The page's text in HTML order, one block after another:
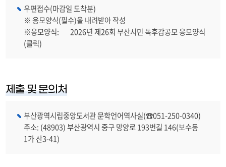
우편접수(마감일 도착분)
※ 응모양식(필수)을 내려받아 작성
※응모양식:
2026년 제26회 부산시민 독후감공모 응모양식
(클릭)
제출 및 문의처
부산광역시립중앙도서관 문학언어역사실(☎051-250-0340)
주소: (48903) 부산광역시 중구 망양로 193번길 146(보수동
1가 산3-41)